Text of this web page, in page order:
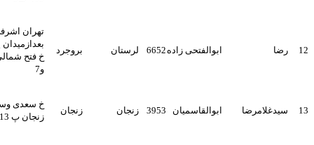
ابوالفتحی زاده 6652 لرستان بروجرد
تهران اشرفی اصفهانی
بعدازمیدان پونک بلوارکمالی
خ فتح شمالی گلبرگ یکم پ5
ابوالقاسمیان 3953 زنجان زنجان
خ سعدی وسط روبروی پاساژ
زنجان پ 13